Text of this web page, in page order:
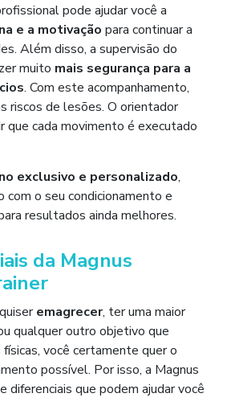
pode ajudar você a
e a motivação para continuar a
Além disso, a supervisão do
muito mais segurança para a
. Com este acompanhamento,
riscos de lesões. O orientador
que cada movimento é executado
exclusivo e personalizado,
com o seu condicionamento e
resultados ainda melhores.
da Magnus
emagrecer, ter uma maior
qualquer outro objetivo que
você certamente quer o
possível. Por isso, a Magnus
diferenciais que podem ajudar você